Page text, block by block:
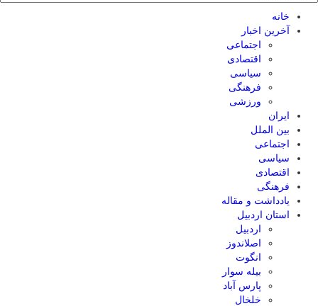
خانه
آخرین اخبار
اجتماعی
اقتصادی
سیاسی
فرهنگی
ورزشی
ایران
بین الملل
اجتماعی
سیاسی
اقتصادی
فرهنگی
یادداشت و مقاله
استان اردبیل
اردبیل
اصلاندوز
انگوت
بیله سوار
پارس آباد
خلخال